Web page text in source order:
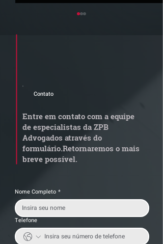
STF amplia alíquota
pessoas com TEA nível 1
Contato
Entre em contato com a equipe
de especialistas da ZPB
Advogados através do
formulário.Retornaremos o mais
breve possível.
Nome Completo *
Telefone